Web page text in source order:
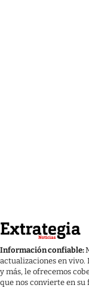
Información confiable:
actualizaciones en
y más, le ofrecemos
que nos convierte en su